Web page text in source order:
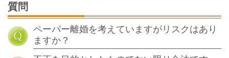
質問
ペーパー離婚を考えていますがリスクはあり
ますか？